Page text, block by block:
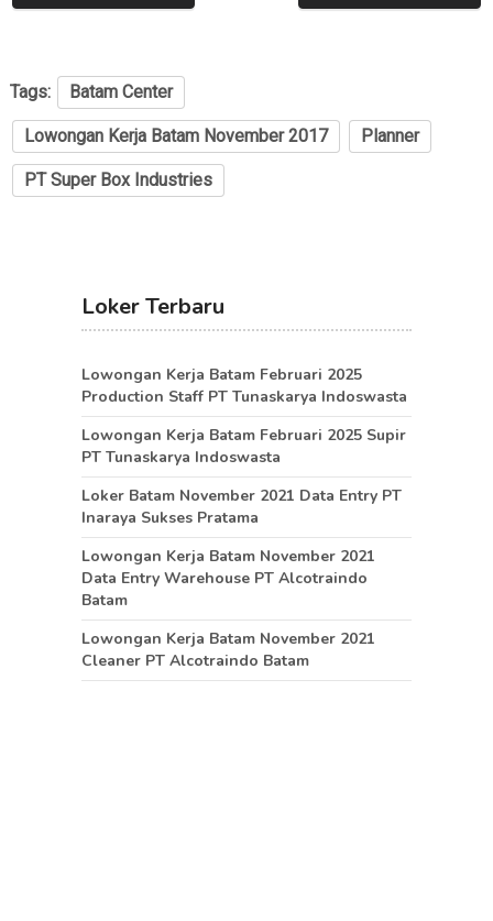
Tags: Batam Center
Lowongan Kerja Batam November 2017 Planner
PT Super Box Industries
Loker Terbaru
Lowongan Kerja Batam Februari 2025
Production Staff PT Tunaskarya Indoswasta
Lowongan Kerja Batam Februari 2025 Supir
PT Tunaskarya Indoswasta
Loker Batam November 2021 Data Entry PT
Inaraya Sukses Pratama
Lowongan Kerja Batam November 2021
Data Entry Warehouse PT Alcotraindo
Batam
Lowongan Kerja Batam November 2021
Cleaner PT Alcotraindo Batam